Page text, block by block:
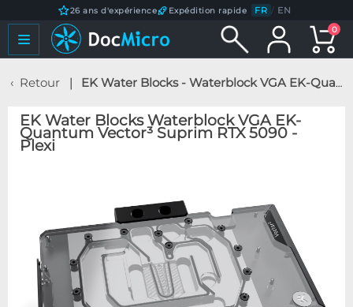
26 ans d'expérience Expédition rapide FR / EN
0
Retour EK Water Blocks - Waterblock VGA EK-Quantum Vector³ Suprim RTX 5090 - Plexi
EK Water Blocks Waterblock VGA EK-
Quantum Vector³ Suprim RTX 5090 -
Plexi